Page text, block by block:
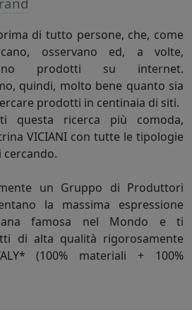
di tutto persone, che, come
osservano ed, a volte,
prodotti su internet.
quindi, molto bene quanto sia
prodotti in centinaia di siti.
questa ricerca più comoda,
VICIANI con tutte le tipologie
cercando.
un Gruppo di Produttori
la massima espressione
famosa nel Mondo e ti
di alta qualità rigorosamente
(100% materiali + 100%